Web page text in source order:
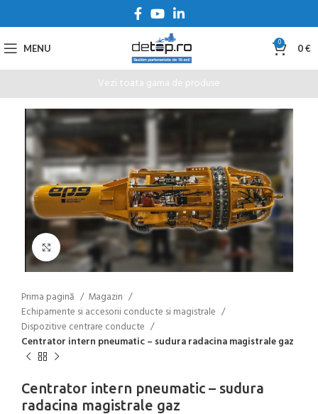
MENU 0 0€
Vezi toata gama de produse
Click to enlarge
Prima pagină
Magazin
Echipamente si accesorii conducte si magistrale
Dispozitive centrare conducte
Centrator intern pneumatic – sudura radacina magistrale gaz
Centrator intern pneumatic – sudura
radacina magistrale gaz